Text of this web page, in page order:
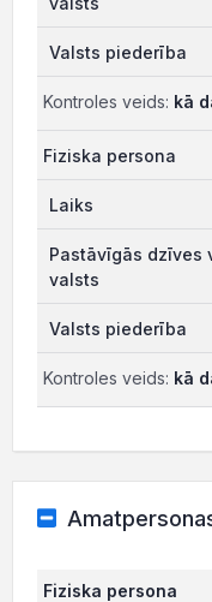
Kontroles veids: kā
Fiziska persona
Kontroles veids: kā
Fiziska persona